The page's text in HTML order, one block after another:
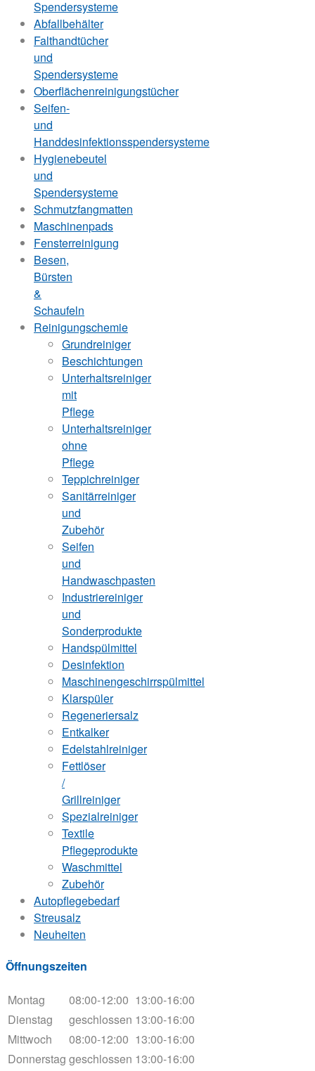
Spendersysteme
Abfallbehälter
Falthandtücher
und
Spendersysteme
Oberflächenreinigungstücher
Seifen-
und
Handdesinfektionsspendersysteme
Hygienebeutel
und
Spendersysteme
Schmutzfangmatten
Maschinenpads
Fensterreinigung
Besen,
Bürsten
&
Schaufeln
Reinigungschemie
Grundreiniger
Beschichtungen
Unterhaltsreiniger
mit
Pflege
Unterhaltsreiniger
ohne
Pflege
Teppichreiniger
Sanitärreiniger
und
Zubehör
Seifen
und
Handwaschpasten
Industriereiniger
und
Sonderprodukte
Handspülmittel
Desinfektion
Maschinengeschirrspülmittel
Klarspüler
Regeneriersalz
Entkalker
Edelstahlreiniger
Fettlöser
/
Grillreiniger
Spezialreiniger
Textile
Pflegeprodukte
Waschmittel
Zubehör
Autopflegebedarf
Streusalz
Neuheiten
Öffnungszeiten
Montag 08:00-12:00 13:00-16:00
Dienstag
geschlossen 13:00-16:00
Mittwoch
08:00-12:00 13:00-16:00
Donnerstag geschlossen 13:00-16:00